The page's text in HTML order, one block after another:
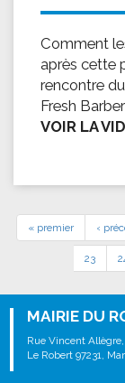
Comment
après cette
rencontre
Fresh
VOIR LA
« premier ‹
23
MAIRIE DU
Rue Vincent Allègre,
Le Robert 97231,